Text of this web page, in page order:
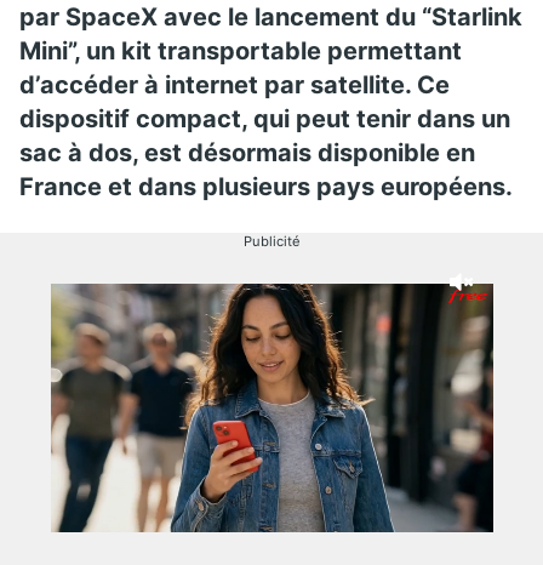
par SpaceX avec le lancement du “Starlink
Mini”, un kit transportable permettant
d’accéder à internet par satellite. Ce
dispositif compact, qui peut tenir dans un
sac à dos, est désormais disponible en
France et dans plusieurs pays européens.
Publicité